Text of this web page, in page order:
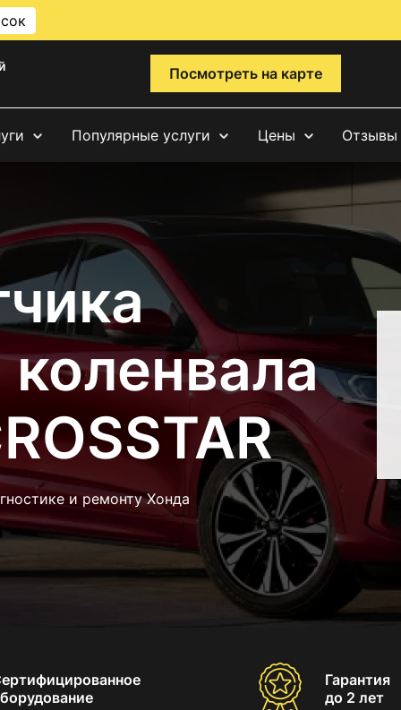
Посмотреть на карте
Популярные услуги Цены Отзывы
и ремонту Хонда
Гарантия
до 2 лет